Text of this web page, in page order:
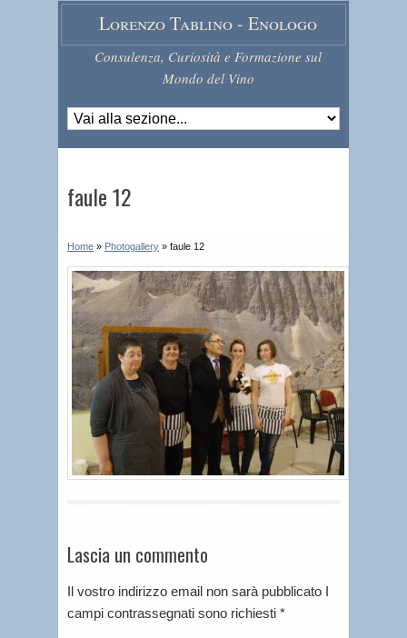
Lorenzo Tablino - Enologo
Consulenza, Curiosità e Formazione sul
Mondo del Vino
faule 12
Home » Photogallery » faule 12
Lascia un commento
Il vostro indirizzo email non sarà pubblicato I
campi contrassegnati sono richiesti *